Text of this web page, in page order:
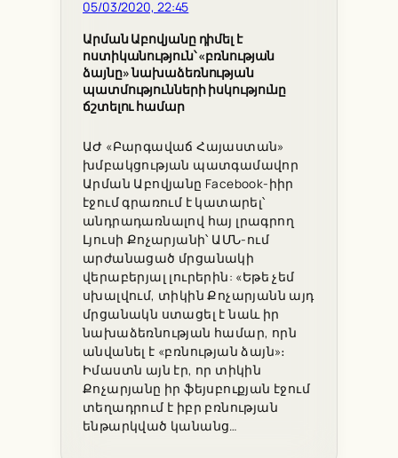
05/03/2020, 22:45
Արման Աբովյանը դիմել է
ոստիկանություն՝ «բռնության
ձայնը» նախաձեռնության
պատմությունների իսկությունը
ճշտելու համար
ԱԺ «Բարգավաճ Հայաստան»
խմբակցության պատգամավոր
Արման Աբովյանը Facebook-իիր
էջում գրառում է կատարել՝
անդրադառնալով հայ լրագրող
Լյուսի Քոչարյանի՝ ԱՄՆ-ում
արժանացած մրցանակի
վերաբերյալ լուրերին: «Եթե չեմ
սխալվում, տիկին Քոչարյանն այդ
մրցանակն ստացել է նաև իր
նախաձեռնության համար, որն
անվանել է «բռնության ձայն»։
Իմաստն այն էր, որ տիկին
Քոչարյանը իր ֆեյսբուքյան էջում
տեղադրում է իբր բռնության
ենթարկված կանանց…